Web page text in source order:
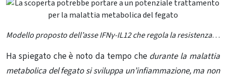
Modello proposto dell’asse IFNγ-IL12 che regola la resistenza insulinica epatica e MASH. Credito: Nature Communications
Ha spiegato che è noto da tempo chedurante la malattia
metabolica del fegato si sviluppa un’infiammazione, ma non